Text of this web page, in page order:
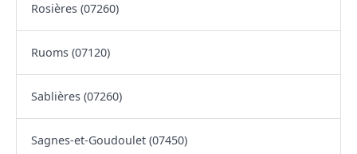
Rosières (07260)
Ruoms (07120)
Sablières (07260)
Sagnes-et-Goudoulet (07450)